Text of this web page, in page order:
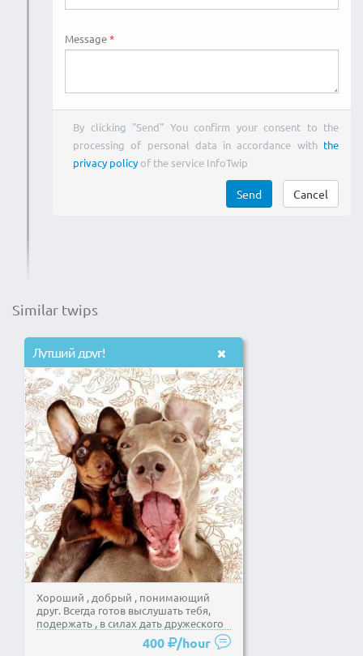
Message
By clicking "Send" You confirm your consent to the
processing of personal data in accordance with the
privacy policyof the service InfoTwip
Send Cancel
Similar twips
Лутший друг!
Хороший , добрый , понимающий
друг. Всегда готов выслушать тебя,
подержать , в силах дать дружеского
400 /hour